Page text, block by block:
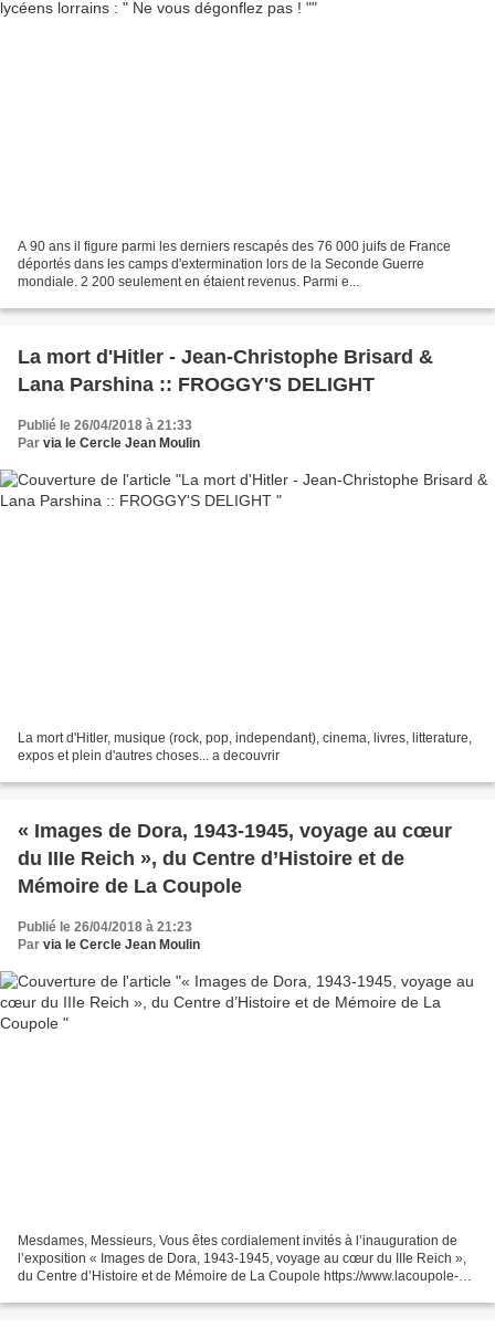
A 90 ans il figure parmi les derniers rescapés des 76 000 juifs de France
déportés dans les camps d'extermination lors de la Seconde Guerre
mondiale. 2 200 seulement en étaient revenus. Parmi e...
La mort d'Hitler - Jean-Christophe Brisard &
Lana Parshina :: FROGGY'S DELIGHT
Publié le 26/04/2018 à 21:33
Par via le Cercle Jean Moulin
La mort d'Hitler, musique (rock, pop, independant), cinema, livres, litterature,
expos et plein d'autres choses... a decouvrir
« Images de Dora, 1943-1945, voyage au cœur
du IIIe Reich », du Centre d’Histoire et de
Mémoire de La Coupole
Publié le 26/04/2018 à 21:23
Par via le Cercle Jean Moulin
Mesdames, Messieurs, Vous êtes cordialement invités à l’inauguration de
l’exposition « Images de Dora, 1943-1945, voyage au cœur du IIIe Reich »,
du Centre d’Histoire et de Mémoire de La Coupole https://www.lacoupole-